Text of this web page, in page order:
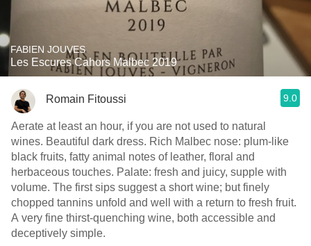
FABIEN JOUVES
Les Escures Cahors Malbec 2019
Romain Fitoussi 9.0
Aerate at least an hour, if you are not used to natural
wines. Beautiful dark dress. Rich Malbec nose: plum-like
black fruits, fatty animal notes of leather, floral and
herbaceous touches. Palate: fresh and juicy, supple with
volume. The first sips suggest a short wine; but finely
chopped tannins unfold and well with a return to fresh fruit.
A very fine thirst-quenching wine, both accessible and
deceptively simple.